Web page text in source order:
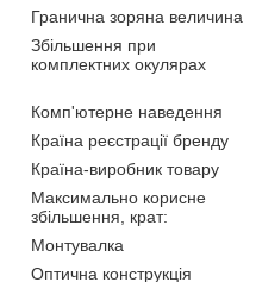
Гранична зоряна величина
Збільшення при
комплектних окулярах
Комп'ютерне наведення
Країна реєстрації бренду
Країна-виробник товару
Максимально корисне
збільшення, крат:
Монтувалка
Оптична конструкція